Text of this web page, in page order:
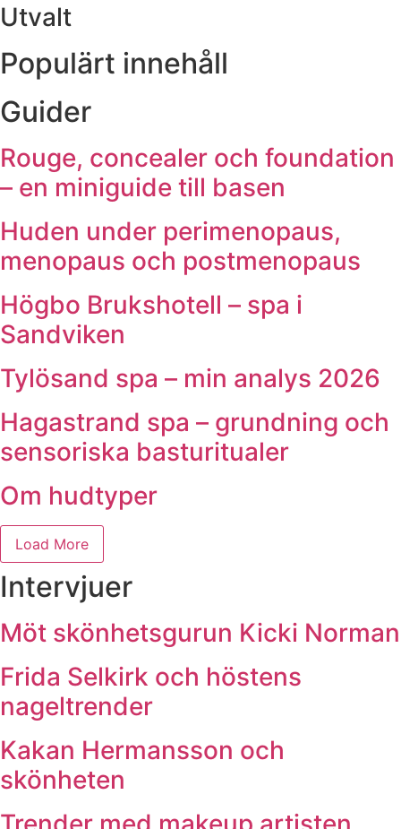
Utvalt
Populärt innehåll
Guider
Rouge, concealer och foundation
– en miniguide till basen
Huden under perimenopaus,
menopaus och postmenopaus
Högbo Brukshotell – spa i
Sandviken
Tylösand spa – min analys 2026
Hagastrand spa – grundning och
sensoriska basturitualer
Om hudtyper
Load More
Intervjuer
Möt skönhetsgurun Kicki Norman
Frida Selkirk och höstens
nageltrender
Kakan Hermansson och
skönheten